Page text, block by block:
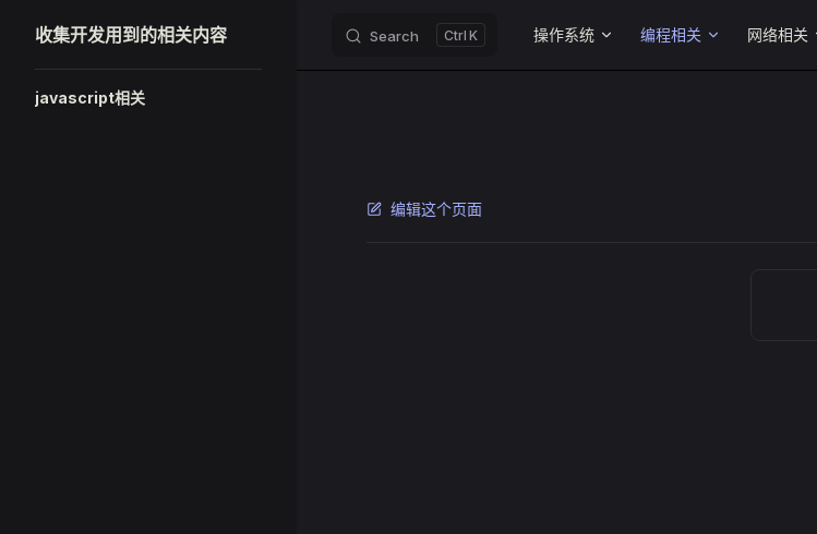
Skip to content
收集开发用到的相关内容 Search K 操作系统 编程相关 网络相关
javascript相关
编辑这个页面